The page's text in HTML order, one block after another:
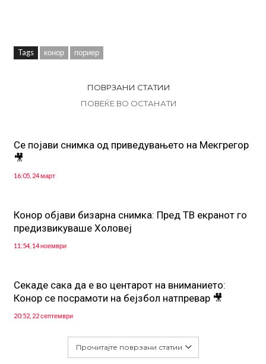
Tags конор пориер
ПОВРЗАНИ СТАТИИ
ПОВЕЌЕ ВО ОСТАНАТИ
Се појави снимка од приведувањето на Мекгрегор
🎥
16:05, 24 март
Конор објави бизарна снимка: Пред ТВ екранот го
предизвикуваше Холовеј
11:54, 14 ноември
Секаде сака да е во центарот на вниманието:
Конор се посрамоти на бејзбол натпревар 🎥
20:52, 22 септември
Прочитајте поврзани статии